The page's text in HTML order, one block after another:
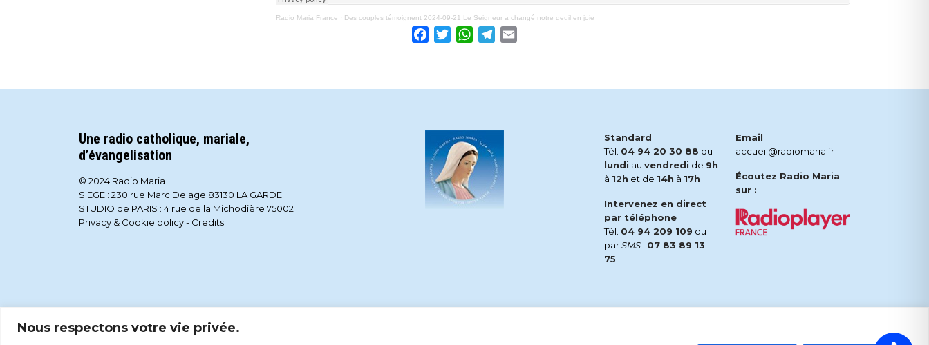
Nous respectons votre vie privée.
Radio Maria France · Des couples témoignent 2024-09-21 Le Seigneur a changé notre deuil en joie
Facebook
TwitterWhatsApp
Telegram
Une radio catholique, mariale,
d’évangelisation
© 2024 Radio Maria
SIEGE : 230 rue Marc Delage 83130 LA GARDE
STUDIO de PARIS : 4 rue de la Michodière 75002
Privacy & Cookie policy- Credits
Standard
Tél. 04 94 20 30 88 du
lundi au vendredi de 9h
à 12h et de 14h à 17h
Intervenez en direct
par téléphone
Tél. 04 94 209 109 ou
parSMS : 07 83 89 13
75
Email
accueil@radiomaria.fr
Écoutez Radio Maria
sur :